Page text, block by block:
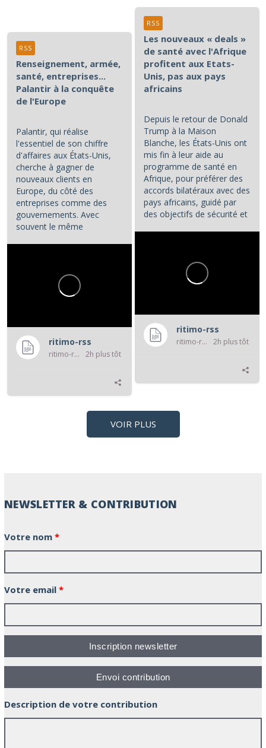
Les nouveaux « deals »
de santé avec l'Afrique
profitent aux Etats-
Unis, pas aux pays
africains
Depuis le retour de Donald
Trump à la Maison
Blanche, les États-Unis ont
mis fin à leur aide au
programme de santé en
Afrique, pour préférer des
accords bilatéraux avec des
pays africains, guidé par
des objectifs de sécurité et
ritimo-rss
ritimo-rss 2h plus tôt
RSS
Renseignement, armée,
santé, entreprises...
Palantir à la conquête
de l'Europe
Palantir, qui réalise
l'essentiel de son chiffre
d'affaires aux États-Unis,
cherche à gagner de
nouveaux clients en
Europe, du côté des
entreprises comme des
gouvernements. Avec
souvent le même
ritimo-rss
ritimo-rss 2h plus tôt
RSS
VOIR PLUS
NEWSLETTER & CONTRIBUTION
Votre nom *
Votre email *
Description de votre contribution